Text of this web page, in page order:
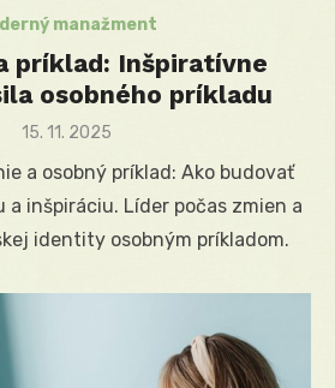
manažment
príklad: Inšpiratívne
osobného príkladu
Posted
15. 11. 2025
a osobný príklad: Ako budovať
inšpiráciu. Líder počas zmien a
identity osobným príkladom.